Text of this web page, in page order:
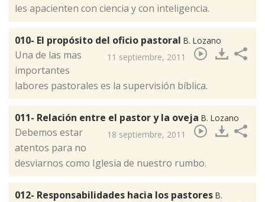
les apacienten con ciencia y con inteligencia.
010- El propósito del oficio pastoral B. Lozano
11 septiembre, 2011
Una de las mas
importantes
labores pastorales es la supervisión bíblica.
011- Relación entre el pastor y la oveja B. Lozano
18 septiembre, 2011
Debemos estar
atentos para no
desviarnos como Iglesia de nuestro rumbo.
012- Responsabilidades hacia los pastores B.